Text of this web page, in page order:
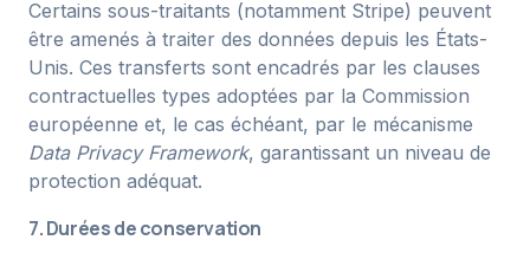
Certains sous-traitants (notamment Stripe) peuvent
être amenés à traiter des données depuis les États-
Unis. Ces transferts sont encadrés par les clauses
contractuelles types adoptées par la Commission
européenne et, le cas échéant, par le mécanisme
Data Privacy Framework, garantissant un niveau de
protection adéquat.
7. Durées de conservation